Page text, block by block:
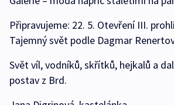
Připravujeme: 22. 5. Otevření III.
Tajemný svět podle Dagmar
Svět víl, vodníků, skřítků, hejkalů a
postav z Brd.